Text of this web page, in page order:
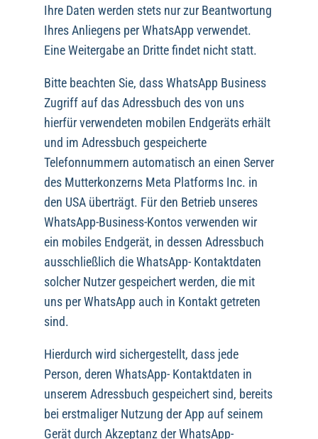
Ihre Daten werden stets nur zur Beantwortung
Ihres Anliegens per WhatsApp verwendet.
Eine Weitergabe an Dritte findet nicht statt.
Bitte beachten Sie, dass WhatsApp Business
Zugriff auf das Adressbuch des von uns
hierfür verwendeten mobilen Endgeräts erhält
und im Adressbuch gespeicherte
Telefonnummern automatisch an einen Server
des Mutterkonzerns Meta Platforms Inc. in
den USA überträgt. Für den Betrieb unseres
WhatsApp-Business-Kontos verwenden wir
ein mobiles Endgerät, in dessen Adressbuch
ausschließlich die WhatsApp- Kontaktdaten
solcher Nutzer gespeichert werden, die mit
uns per WhatsApp auch in Kontakt getreten
sind.
Hierdurch wird sichergestellt, dass jede
Person, deren WhatsApp- Kontaktdaten in
unserem Adressbuch gespeichert sind, bereits
bei erstmaliger Nutzung der App auf seinem
Gerät durch Akzeptanz der WhatsApp-